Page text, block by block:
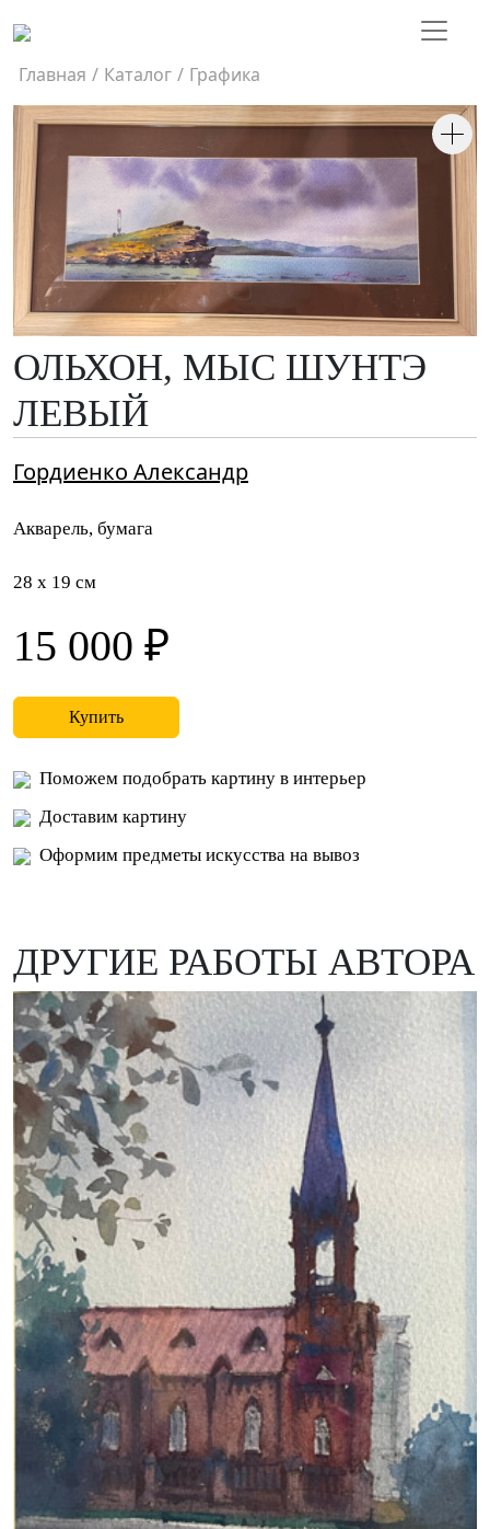
Главная / Каталог / Графика
ОЛЬХОН, МЫС ШУНТЭ
ЛЕВЫЙ
Гордиенко Александр
Акварель, бумага
28 x 19 см
15 000 ₽
Купить
Поможем подобрать картину в интерьер
Доставим картину
Оформим предметы искусства на вывоз
ДРУГИЕ РАБОТЫ АВТОРА